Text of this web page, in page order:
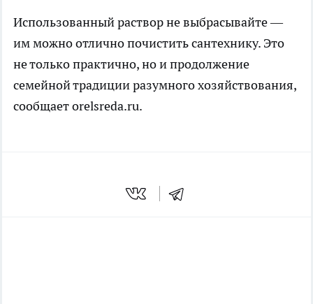
Использованный раствор не выбрасывайте —
им можно отлично почистить сантехнику. Это
не только практично, но и продолжение
семейной традиции разумного хозяйствования,
сообщаетorelsreda.ru.